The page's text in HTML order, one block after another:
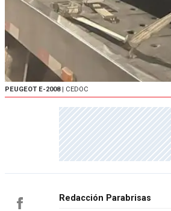
PEUGEOT E-2008| CEDOC
Redacción Parabrisas